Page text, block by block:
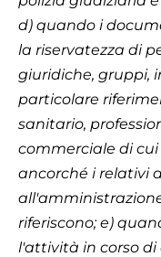
d) quando i
la riservatezza di
giuridiche, gruppi,
particolare
sanitario,
commerciale di
ancorché i relativi
riferiscono; e)
l'attività in corso